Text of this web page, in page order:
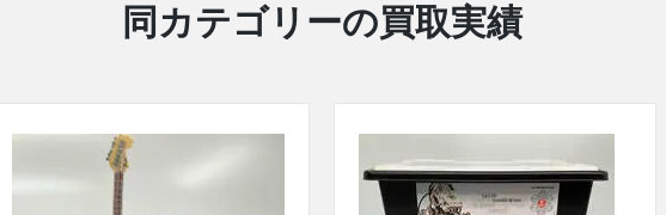
同カテゴリーの買取実績